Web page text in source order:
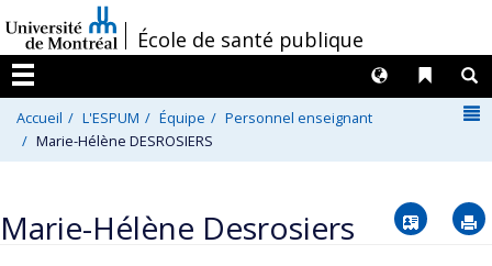
au
contenu
/École de santé publique
Menu
Liens
Langues
Accueil L'ESPUM Équipe
Personnel enseignant
Marie-Hélène DESROSIERS
Marie-Hélène Desrosiers Vcard